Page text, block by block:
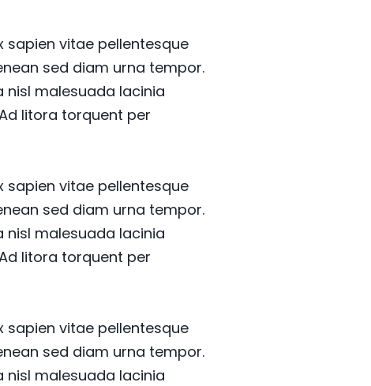
sapien vitae pellentesque
sed diam urna tempor.
nisl malesuada lacinia
litora torquent per
sapien vitae pellentesque
sed diam urna tempor.
nisl malesuada lacinia
litora torquent per
sapien vitae pellentesque
sed diam urna tempor.
nisl malesuada lacinia